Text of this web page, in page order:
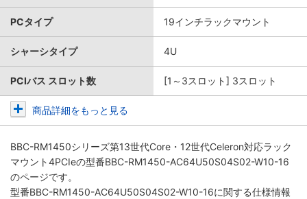
PCタイプ 19インチラックマウント
シャーシタイプ 4U
PCIバス スロット数 [1～3スロット] 3スロット
商品詳細をもっと見る
BBC-RM1450シリーズ第13世代Core・12世代Celeron対応ラック
マウント4PCIeの型番BBC-RM1450-AC64U50S04S02-W10-16
のページです。
型番BBC-RM1450-AC64U50S04S02-W10-16に関する仕様情報